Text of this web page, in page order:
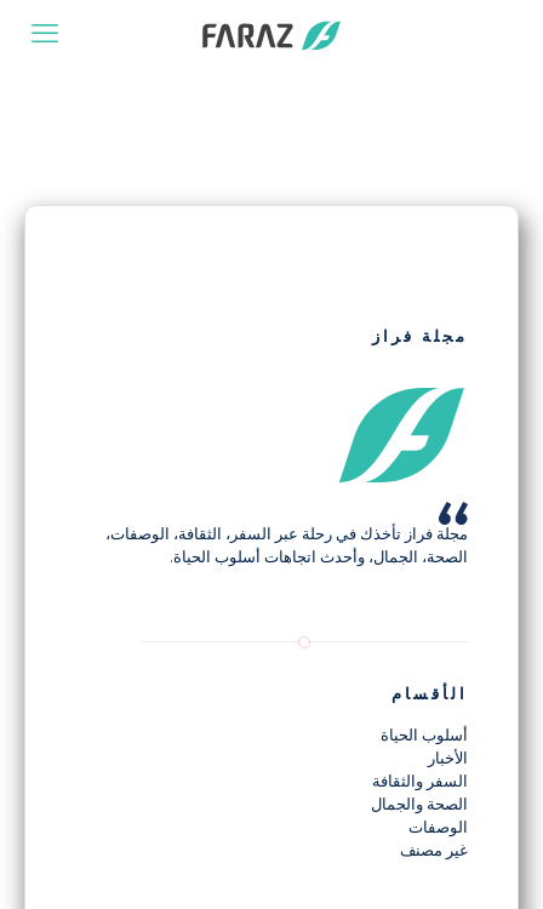
مجلة فراز
مجلة فراز تأخذك في رحلة عبر السفر، الثقافة، الوصفات،
الصحة، الجمال، وأحدث اتجاهات أسلوب الحياة.
الأقسام
أسلوب الحياة
الأخبار
السفر والثقافة
الصحة والجمال
الوصفات
غير مصنف